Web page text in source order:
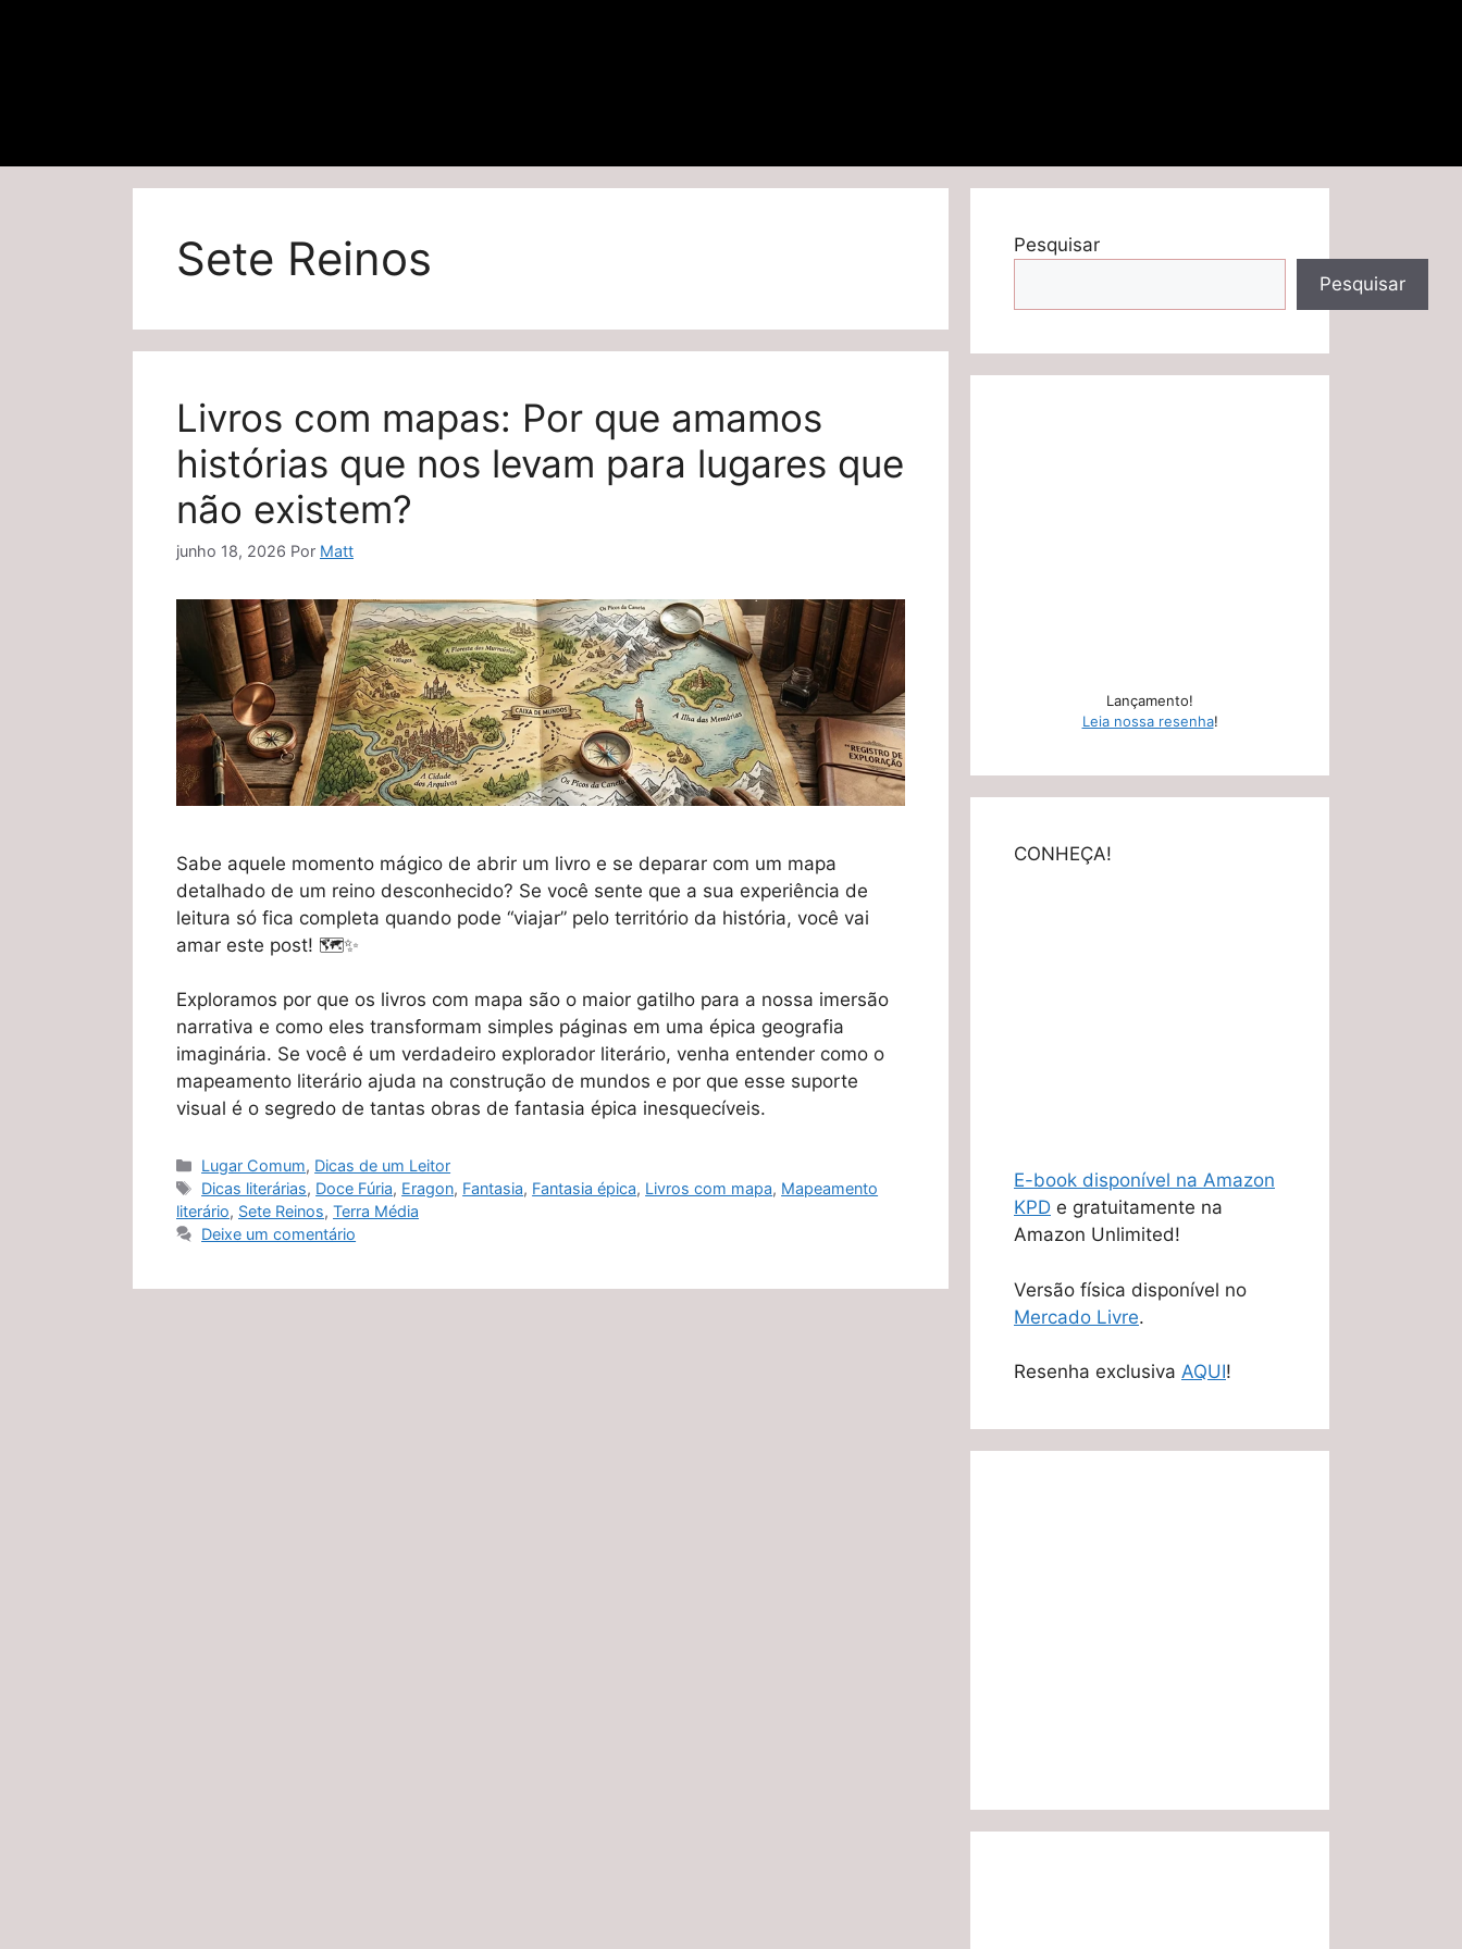
Sete Reinos
Livros com mapas: Por que amamos
histórias que nos levam para lugares que
não existem?
junho 18, 2026 Por Matt
Sabe aquele momento mágico de abrir um livro e se deparar com um mapa
detalhado de um reino desconhecido? Se você sente que a sua experiência de
leitura só fica completa quando pode “viajar” pelo território da história, você vai
amar este post! 🗺️✨
Exploramos por que os livros com mapa são o maior gatilho para a nossa imersão
narrativa e como eles transformam simples páginas em uma épica geografia
imaginária. Se você é um verdadeiro explorador literário, venha entender como o
mapeamento literário ajuda na construção de mundos e por que esse suporte
visual é o segredo de tantas obras de fantasia épica inesquecíveis.
Categorias
Lugar Comum, Dicas de um Leitor
Tags
Dicas literárias, Doce Fúria, Eragon, Fantasia, Fantasia épica, Livros com mapa, Mapeamento
literário, Sete Reinos, Terra Média
Deixe um comentário
Pesquisar
Pesquisar
Lançamento!
Leia nossa resenha!
CONHEÇA!
E-book disponível na Amazon
KPD e gratuitamente na
Amazon Unlimited!
Versão física disponível no
Mercado Livre.
Resenha exclusiva AQUI!